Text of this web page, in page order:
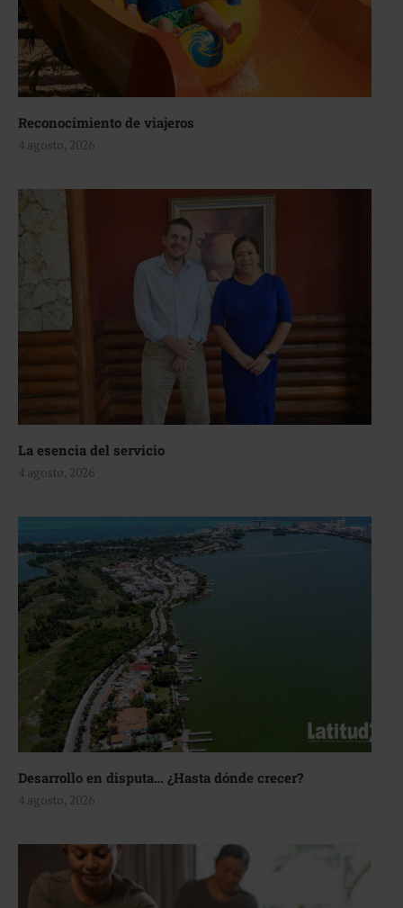
Reconocimiento de viajeros
4 agosto, 2026
La esencia del servicio
4 agosto, 2026
Desarrollo en disputa… ¿Hasta dónde crecer?
4 agosto, 2026